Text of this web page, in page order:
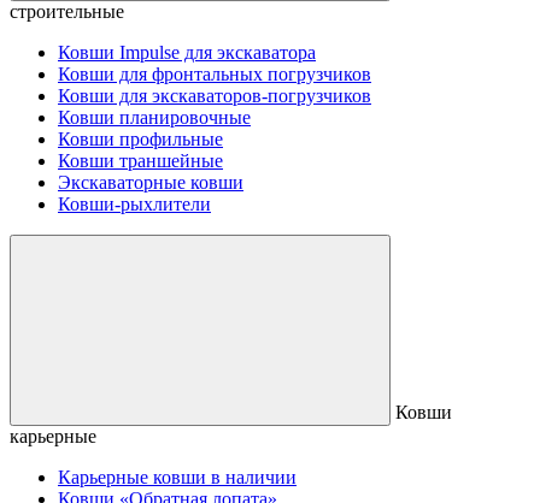
строительные
Ковши Impulse для экскаватора
Ковши для фронтальных погрузчиков
Ковши для экскаваторов-погрузчиков
Ковши планировочные
Ковши профильные
Ковши траншейные
Экскаваторные ковши
Ковши-рыхлители
Ковши
карьерные
Карьерные ковши в наличии
Ковши «Обратная лопата»